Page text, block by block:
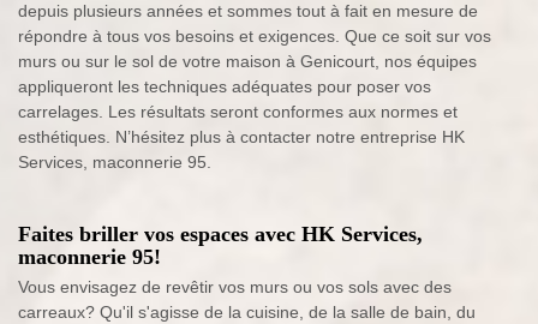
depuis plusieurs années et sommes tout à fait en mesure de
répondre à tous vos besoins et exigences. Que ce soit sur vos
murs ou sur le sol de votre maison à Genicourt, nos équipes
appliqueront les techniques adéquates pour poser vos
carrelages. Les résultats seront conformes aux normes et
esthétiques. N’hésitez plus à contacter notre entreprise HK
Services, maconnerie 95.
Faites briller vos espaces avec HK Services,
maconnerie 95!
Vous envisagez de revêtir vos murs ou vos sols avec des
carreaux? Qu'il s'agisse de la cuisine, de la salle de bain, du